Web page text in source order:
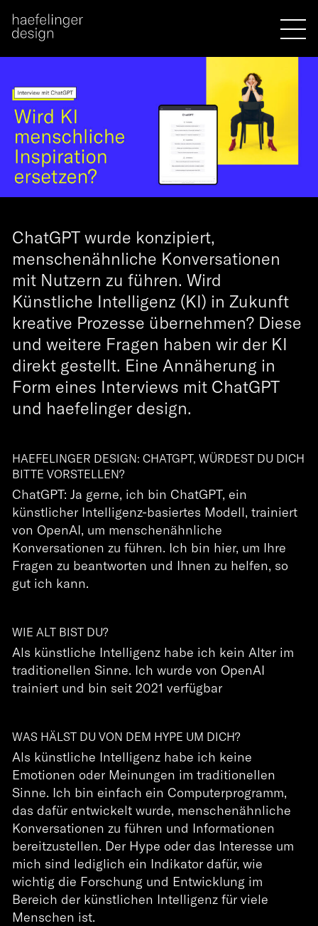
ChatGPT wurde konzipiert,
menschenähnliche Konversationen
mit Nutzern zu führen. Wird
Künstliche Intelligenz (KI) in Zukunft
kreative Prozesse übernehmen? Diese
und weitere Fragen haben wir der KI
direkt gestellt. Eine Annäherung in
Form eines Interviews mit ChatGPT
und haefelinger design.
HAEFELINGER DESIGN: CHATGPT, WÜRDEST DU DICH
BITTE VORSTELLEN?
ChatGPT: Ja gerne, ich bin ChatGPT, ein
künstlicher Intelligenz-basiertes Modell, trainiert
von OpenAI, um menschenähnliche
Konversationen zu führen. Ich bin hier, um Ihre
Fragen zu beantworten und Ihnen zu helfen, so
gut ich kann.
WIE ALT BIST DU?
Als künstliche Intelligenz habe ich kein Alter im
traditionellen Sinne. Ich wurde von OpenAI
trainiert und bin seit 2021 verfügbar
WAS HÄLST DU VON DEM HYPE UM DICH?
Als künstliche Intelligenz habe ich keine
Emotionen oder Meinungen im traditionellen
Sinne. Ich bin einfach ein Computerprogramm,
das dafür entwickelt wurde, menschenähnliche
Konversationen zu führen und Informationen
bereitzustellen. Der Hype oder das Interesse um
mich sind lediglich ein Indikator dafür, wie
wichtig die Forschung und Entwicklung im
Bereich der künstlichen Intelligenz für viele
Menschen ist.